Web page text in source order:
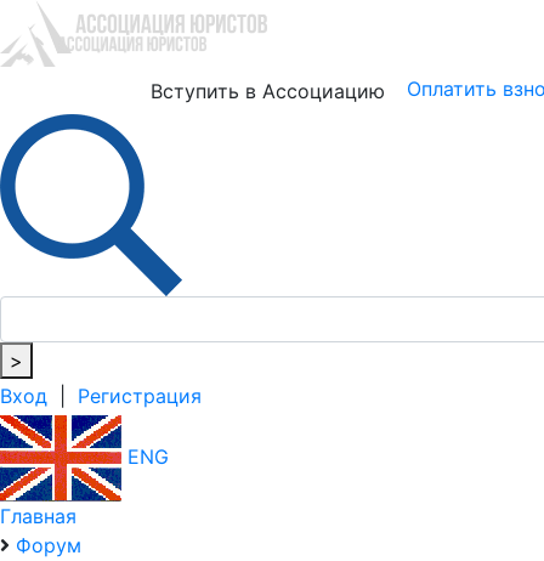
Вступить в Ассоциацию Оплатить
>
Вход
Регистрация
ENG
Главная
Форум